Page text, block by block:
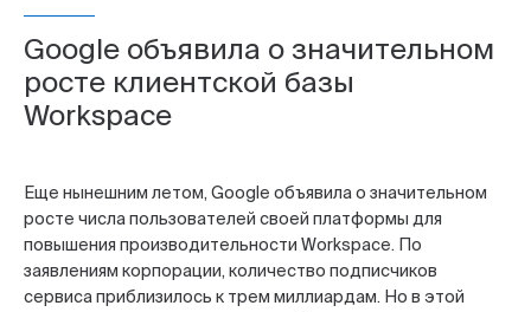
Google объявила о значительном
росте клиентской базы
Workspace
Еще нынешним летом, Google объявила о значительном
росте числа пользователей своей платформы для
повышения производительности Workspace. По
заявлениям корпорации, количество подписчиков
сервиса приблизилось к трем миллиардам. Но в этой